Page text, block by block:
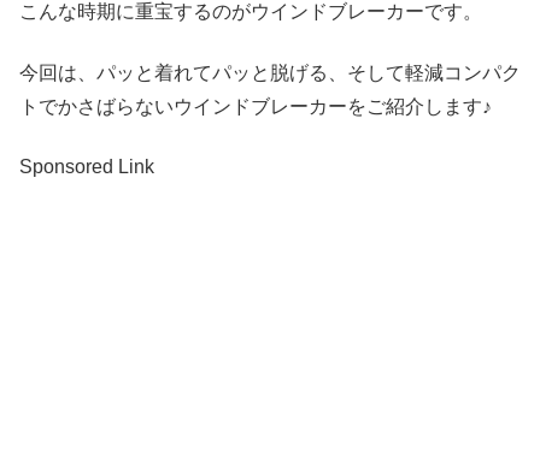
こんな時期に重宝するのがウインドブレーカーです。
今回は、パッと着れてパッと脱げる、そして軽減コンパク
トでかさばらないウインドブレーカーをご紹介します♪
Sponsored Link